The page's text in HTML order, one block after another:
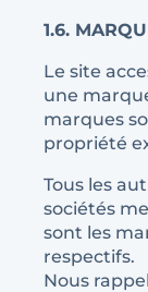
1.6.
Le site
une
marques
propriété
Tous les
sociétés
sont les
respectifs.
Nous